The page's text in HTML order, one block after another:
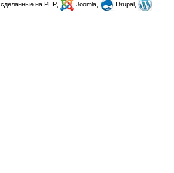
, сделанные на PHP, Joomla,
Drupal,